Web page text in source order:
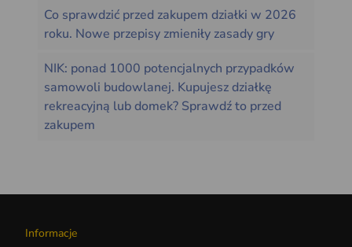
Co sprawdzić przed zakupem działki w 2026
roku. Nowe przepisy zmieniły zasady gry
NIK: ponad 1000 potencjalnych przypadków
samowoli budowlanej. Kupujesz działkę
rekreacyjną lub domek? Sprawdź to przed
zakupem
Informacje